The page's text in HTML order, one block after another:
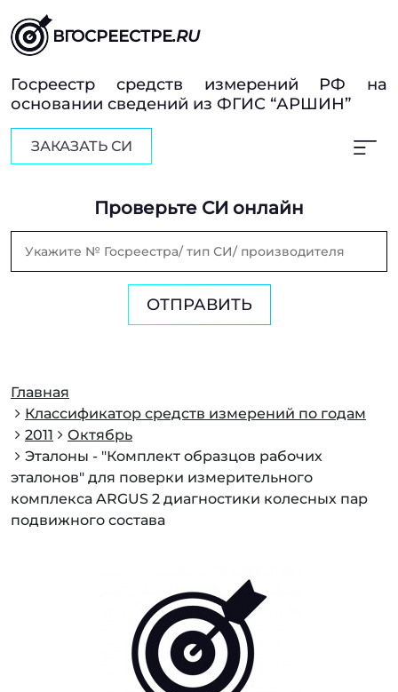
ВГОСРЕЕСТРЕ.RU
Госреестр средств измерений РФ на
основании сведений из ФГИС “АРШИН”
ЗАКАЗАТЬ СИ
Проверьте СИ онлайн
ОТПРАВИТЬ
Главная
Классификатор средств измерений по годам
2011
Октябрь
Эталоны - "Комплект образцов рабочих
эталонов" для поверки измерительного
комплекса ARGUS 2 диагностики колесных пар
подвижного состава